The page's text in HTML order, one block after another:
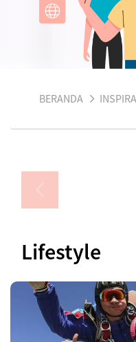
BERANDA
Lifestyle